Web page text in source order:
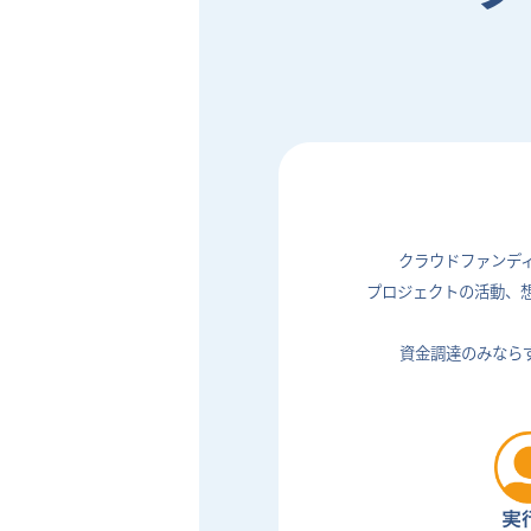
クラウドファンデ
プロジェクトの活動、
資金調達のみなら